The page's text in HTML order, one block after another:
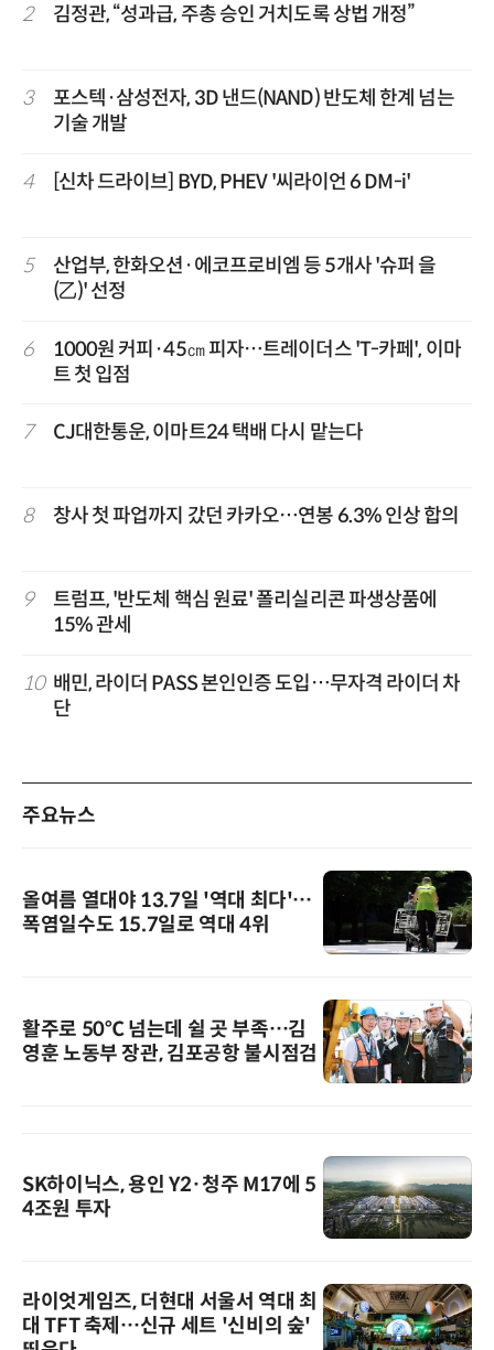
2 김정관, “성과급, 주총 승인 거치도록 상법 개정”
3
포스텍·삼성전자, 3D 낸드(NAND) 반도체 한계 넘는
기술 개발
4 [신차 드라이브] BYD, PHEV '씨라이언 6 DM-i'
5
산업부, 한화오션·에코프로비엠 등 5개사 '슈퍼 을
(乙)' 선정
6
1000원 커피·45㎝ 피자…트레이더스 'T-카페', 이마
트 첫 입점
7 CJ대한통운, 이마트24 택배 다시 맡는다
8 창사 첫 파업까지 갔던 카카오…연봉 6.3% 인상 합의
9
트럼프, '반도체 핵심 원료' 폴리실리콘 파생상품에
15% 관세
10 배민, 라이더 PASS 본인인증 도입…무자격 라이더 차
단
주요뉴스
올여름 열대야 13.7일 '역대 최다'…
폭염일수도 15.7일로 역대 4위
활주로 50℃ 넘는데 쉴 곳 부족…김
영훈 노동부 장관, 김포공항 불시점검
SK하이닉스, 용인 Y2·청주 M17에 5
4조원 투자
라이엇게임즈, 더현대 서울서 역대 최
대 TFT 축제…신규 세트 '신비의 숲'